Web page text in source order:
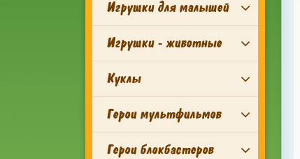
Игрушки для малышей
Игрушки - животные
Куклы
Герои мультфильмов
Герои блокбастеров